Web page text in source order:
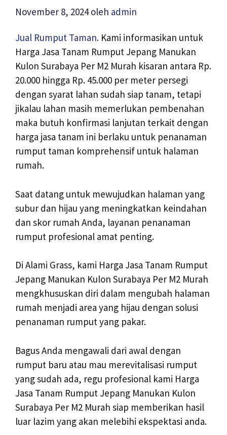
November 8, 2024 oleh admin
Jual Rumput Taman. Kami informasikan untuk
Harga Jasa Tanam Rumput Jepang Manukan
Kulon Surabaya Per M2 Murah kisaran antara Rp.
20.000 hingga Rp. 45.000 per meter persegi
dengan syarat lahan sudah siap tanam, tetapi
jikalau lahan masih memerlukan pembenahan
maka butuh konfirmasi lanjutan terkait dengan
harga jasa tanam ini berlaku untuk penanaman
rumput taman komprehensif untuk halaman
rumah.
Saat datang untuk mewujudkan halaman yang
subur dan hijau yang meningkatkan keindahan
dan skor rumah Anda, layanan penanaman
rumput profesional amat penting.
Di Alami Grass, kami Harga Jasa Tanam Rumput
Jepang Manukan Kulon Surabaya Per M2 Murah
mengkhususkan diri dalam mengubah halaman
rumah menjadi area yang hijau dengan solusi
penanaman rumput yang pakar.
Bagus Anda mengawali dari awal dengan
rumput baru atau mau merevitalisasi rumput
yang sudah ada, regu profesional kami Harga
Jasa Tanam Rumput Jepang Manukan Kulon
Surabaya Per M2 Murah siap memberikan hasil
luar lazim yang akan melebihi ekspektasi anda.